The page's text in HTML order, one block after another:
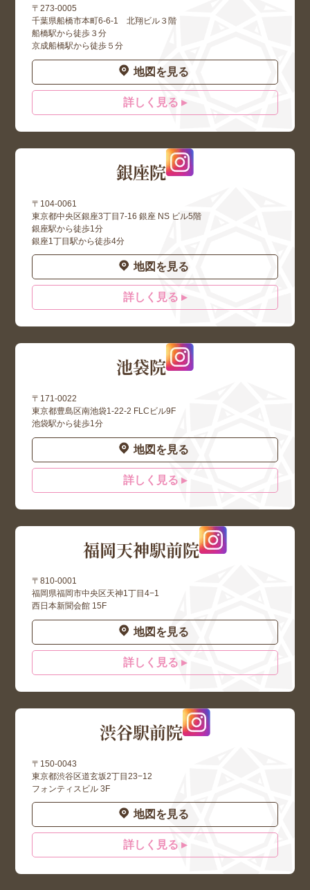
〒273-0005
千葉県船橋市本町6-6-1 北翔ビル３階
船橋駅から徒歩３分
京成船橋駅から徒歩５分
地図を見る
詳しく見る ▸
銀座院
〒104-0061
東京都中央区銀座3丁目7-16 銀座 NS ビル5階
銀座駅から徒歩1分
銀座1丁目駅から徒歩4分
地図を見る
詳しく見る ▸
池袋院
〒171-0022
東京都豊島区南池袋1-22-2 FLCビル9F
池袋駅から徒歩1分
地図を見る
詳しく見る ▸
福岡天神駅前院
〒810-0001
福岡県福岡市中央区天神1丁目4−1
西日本新聞会館 15F
地図を見る
詳しく見る ▸
渋谷駅前院
〒150-0043
東京都渋谷区道玄坂2丁目23−12
フォンティスビル 3F
地図を見る
詳しく見る ▸